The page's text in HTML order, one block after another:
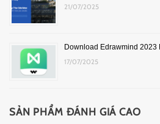
21/07/2025
Download Edrawmind 2023
17/07/2025
SẢN PHẨM ĐÁNH GIÁ CAO